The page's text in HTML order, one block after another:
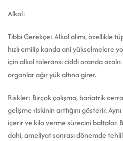
Alkol:
Tıbbi Gerekçe: Alkol alımı, özellikle
hızlı emilip kanda ani yükselmelere
için alkol toleransı ciddi oranda
organlar ağır yük altına girer.
Riskler: Birçok çalışma, bariatrik
gelişme riskinin arttığını gösterir.
içerir ve kilo verme sürecini baltalar.
dahi, ameliyat sonrası dönemde